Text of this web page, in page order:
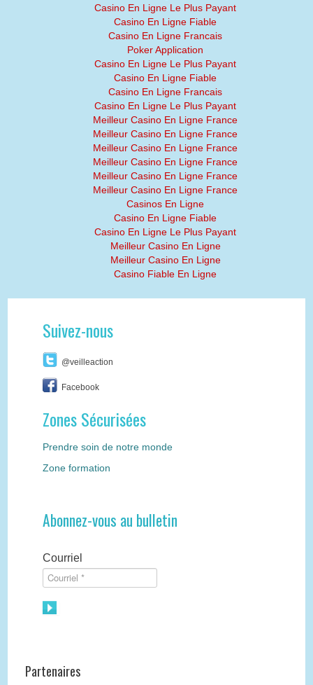
Casino En Ligne Le Plus Payant
Casino En Ligne Fiable
Casino En Ligne Francais
Poker Application
Casino En Ligne Le Plus Payant
Casino En Ligne Fiable
Casino En Ligne Francais
Casino En Ligne Le Plus Payant
Meilleur Casino En Ligne France
Meilleur Casino En Ligne France
Meilleur Casino En Ligne France
Meilleur Casino En Ligne France
Meilleur Casino En Ligne France
Meilleur Casino En Ligne France
Casinos En Ligne
Casino En Ligne Fiable
Casino En Ligne Le Plus Payant
Meilleur Casino En Ligne
Meilleur Casino En Ligne
Casino Fiable En Ligne
Suivez-nous
@veilleaction
Facebook
Zones Sécurisées
Prendre soin de notre monde
Zone formation
Abonnez-vous au bulletin
Courriel
Partenaires